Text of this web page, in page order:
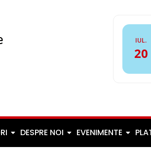
IUL.
20
DESPRE NOI EVENIMENTE